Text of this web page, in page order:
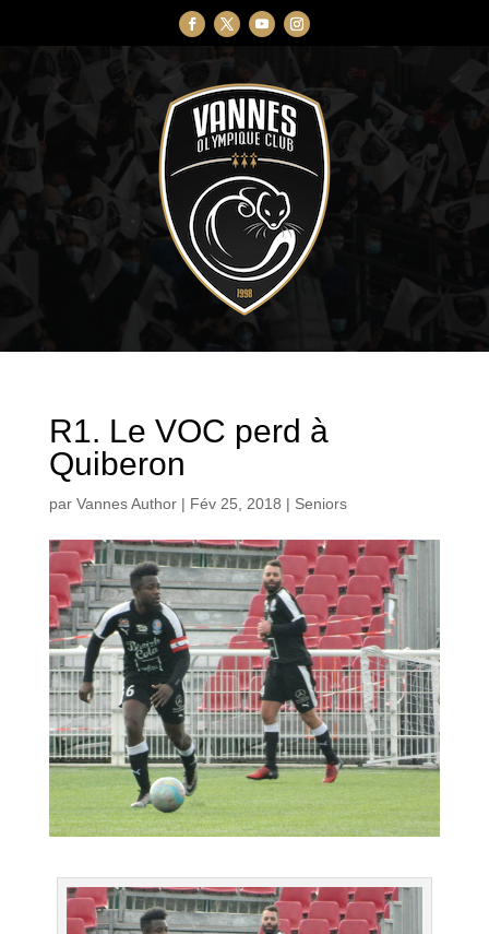
R1. Le VOC perd à
Quiberon
par Vannes Author| Fév 25, 2018 | Seniors